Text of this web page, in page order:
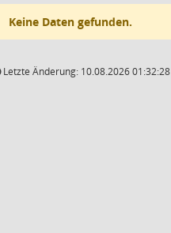
Keine Daten gefunden.
Letzte Änderung: 10.08.2026 01:32:28